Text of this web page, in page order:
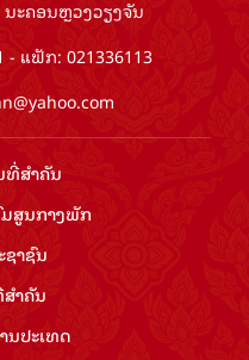
ະຄອນຫຼວງວຽງຈັນ
- ແຟັກ: 021336113
ທີ່​ສຳ​ຄັນ​
ມ​ສູນ​ກາງ​ພັກ
າ​ຊົນ
ຳ​ຄັນ
ນ​ປະ​ເທດ